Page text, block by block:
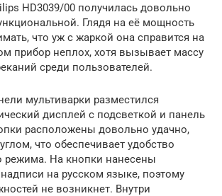
HD3039/00 получилась довольно
Глядя на её мощность
что уж с жаркой она справится на
прибор неплох, хотя вызывает массу
среди пользователей.
мультиварки разместился
дисплей с подсветкой и панель
расположены довольно удачно,
что обеспечивает удобство
режима. На кнопки нанесены
на русском языке, поэтому
не возникнет. Внутри